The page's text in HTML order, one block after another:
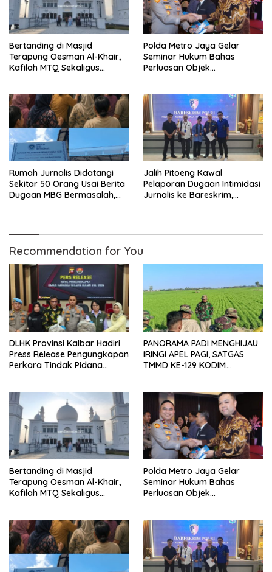
Bertanding di Masjid
Terapung Oesman Al-Khair,
Kafilah MTQ Sekaligus
Polda Metro Jaya Gelar
Seminar Hukum Bahas
Perluasan Objek
Rumah Jurnalis Didatangi
Sekitar 50 Orang Usai Berita
Dugaan MBG Bermasalah,
Jalih Pitoeng Kawal
Pelaporan Dugaan Intimidasi
Jurnalis ke Bareskrim,
Recommendation for You
DLHK Provinsi Kalbar Hadiri
Press Release Pengungkapan
Perkara Tindak Pidana
PANORAMA PADI MENGHIJAU
IRINGI APEL PAGI, SATGAS
TMMD KE-129 KODIM
Bertanding di Masjid
Terapung Oesman Al-Khair,
Kafilah MTQ Sekaligus
Polda Metro Jaya Gelar
Seminar Hukum Bahas
Perluasan Objek